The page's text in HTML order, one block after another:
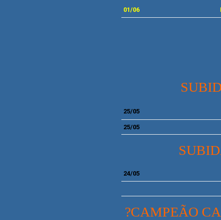
01/06
25/05
25/05
24/05
?CAMPEÃO